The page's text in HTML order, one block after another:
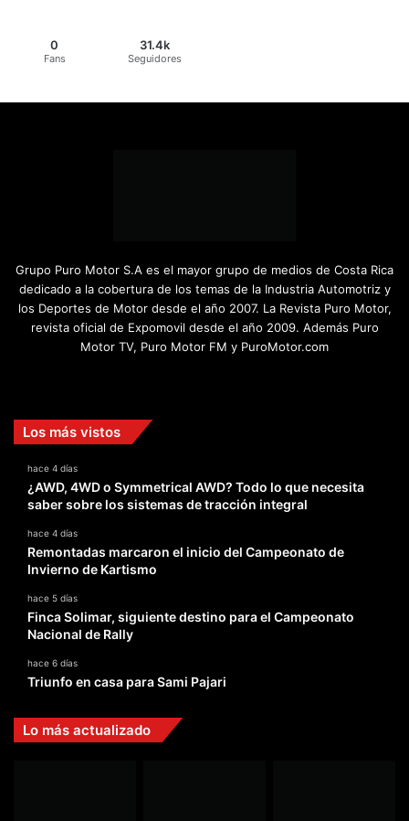
0
Fans
31.4k
Seguidores
Grupo Puro Motor S.A es el mayor grupo de medios de Costa Rica
dedicado a la cobertura de los temas de la Industria Automotriz y
los Deportes de Motor desde el año 2007. La Revista Puro Motor,
revista oficial de Expomovil desde el año 2009. Además Puro
Motor TV, Puro Motor FM y PuroMotor.com
Los más vistos
hace 4 días
¿AWD, 4WD o Symmetrical AWD? Todo lo que necesita
saber sobre los sistemas de tracción integral
hace 4 días
Remontadas marcaron el inicio del Campeonato de
Invierno de Kartismo
hace 5 días
Finca Solimar, siguiente destino para el Campeonato
Nacional de Rally
hace 6 días
Triunfo en casa para Sami Pajari
Lo más actualizado